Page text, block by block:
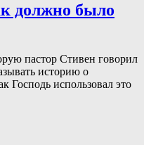
должно было
пастор Стивен говорил
историю о
Господь использовал это